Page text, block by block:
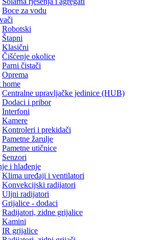
Boce za vodu
Robotski
Štapni
Klasični
Čišćenje okolice
Parni čistači
Oprema
home
Centralne upravljačke jedinice (HUB)
Dodaci i pribor
Interfoni
Kamere
Kontroleri i prekidači
Pametne žarulje
Pametne utičnice
Senzori
i hlađenje
Klima uređaji i ventilatori
Konvekcijski radijatori
Uljni radijatori
Grijalice - dodaci
Radijatori, zidne grijalice
Kamini
IR grijalice